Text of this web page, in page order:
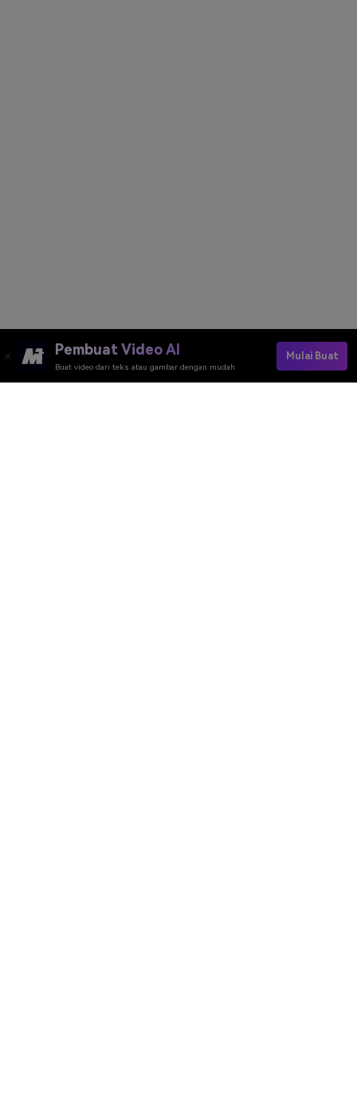
Pembuat Video AI
Buat video dari teks atau gambar dengan mudah
Mulai Buat